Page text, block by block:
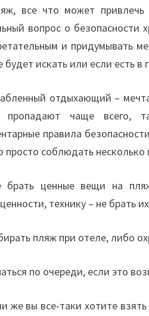
все что может привлечь
вопрос о безопасности
и придумывать
будет искать или если есть
отдыхающий –
пропадают чаще всего,
правила
просто соблюдать несколько
ценные вещи на
технику – не брать
пляж при отеле, либо
по очереди, если это
же вы все-таки хотите